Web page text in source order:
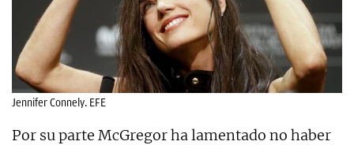
Jennifer Connely. EFE
Por su parte McGregor ha lamentado no haber